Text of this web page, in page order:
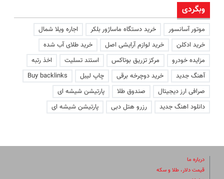
وبگردی
موتور آسانسور خرید دستگاه ماساژور بلکر
اجاره ویلا شمال
خرید ادکلن
خرید لوازم آرایشی اصل
خرید طلای آب شده
مزایده خودرو
مرکز تزریق بوتاکس استند تسلیت
اخذ رتبه
آهنگ جدید
خرید دوچرخه برقی چاپ لیبل
Buy backlinks
صرافی ارز دیجیتال
صندوق طلا
پارتیشن شیشه ای
دانلود اهنگ جدید
رزرو هتل دبی پارتیشن شیشه ای
درباره ما
قیمت دلار، طلا و سکه